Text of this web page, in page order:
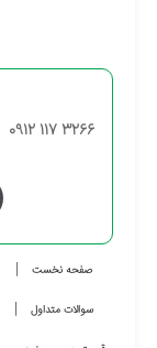
0912 117 3266
صفحه نخست
سوالات متداول